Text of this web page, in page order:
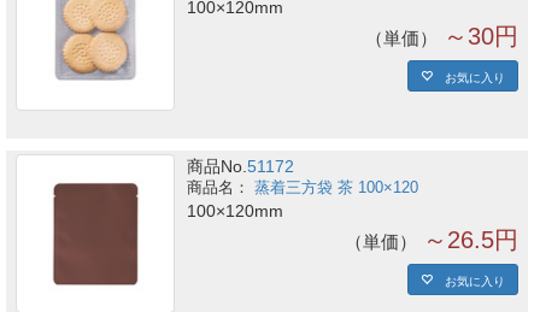
100×120mm
単価 ～30円
お気に入り
商品No.51172
蒸着三方袋 茶 100×120
100×120mm
単価 ～26.5円
お気に入り